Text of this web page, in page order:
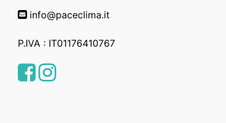
info@paceclima.it
P.IVA : IT01176410767
Facebook
Instagram